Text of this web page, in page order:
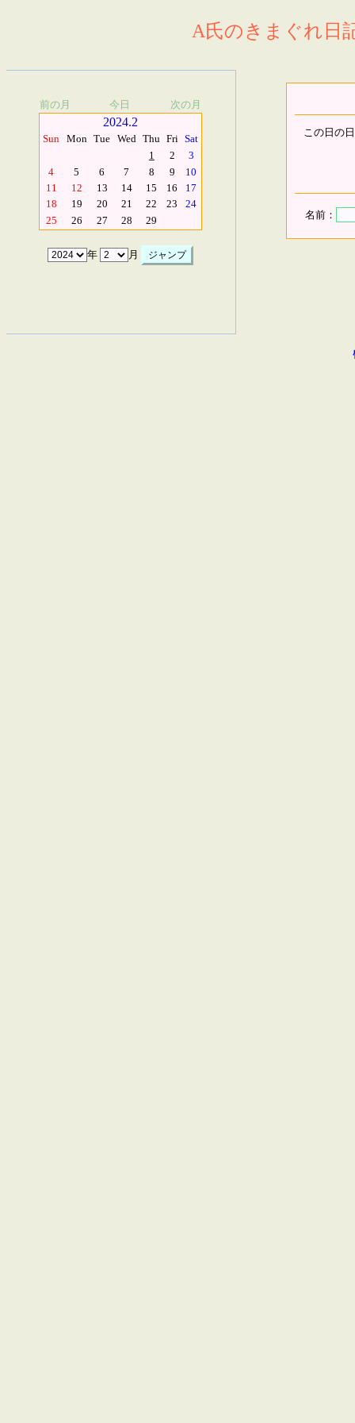
A氏のきまぐれ日
前の月 今日 次の月
2024.2
Sun Mon Tue Wed Thu Fri Sat
1
2
3
4
5 6 7 8 9
10
11
12 13 14 15 16
17
18
19 20 21 22 23
24
25
26 27 28 29
年 月
この日の
名前：